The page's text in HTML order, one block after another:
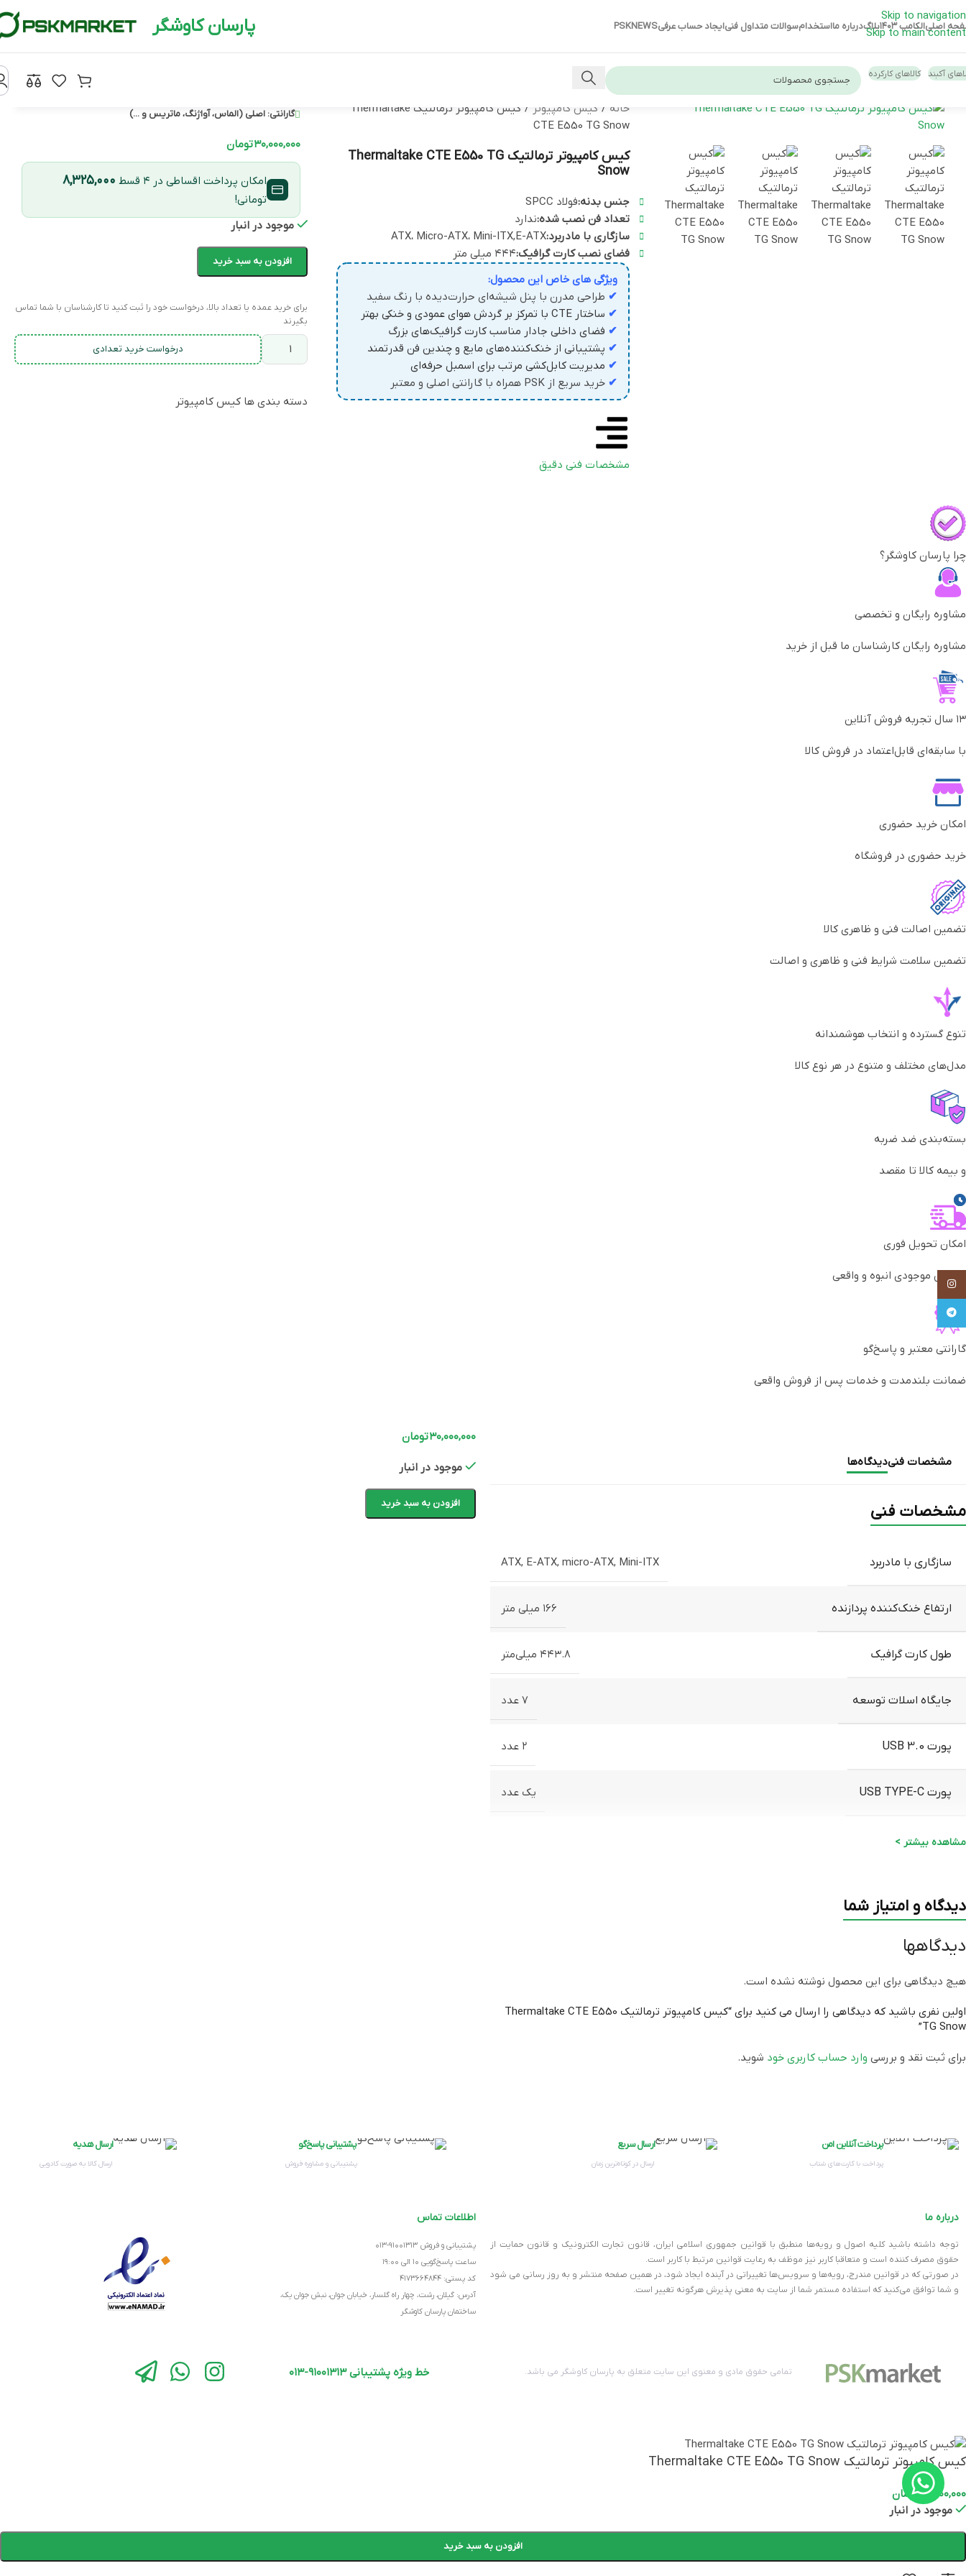
Skip to navigation
Skip to main content
اصلیالکامپ ۱۴۰۳ بلاگدرباره مااستخدامسوالات متداول فنیایجاد حساب عرفیPSKNEWS پارسان کاوشگر
آکبند کالاهای کارکرده
لپ تاپ استوک HP
لپ تاپ استوک دل
لپ تاپ استوک لنوو
خانه / کیس کامپیوتر /
کیس کامپیوتر ترمالتیک Thermaltake
CTE E550 TG Snow
کیس کامپیوتر ترمالتیک Thermaltake CTE E550 TG
Snow
جنس بدنه:فولاد SPCC
تعداد فن نصب شده:ندارد
سازگاری با مادربرد:ATX، Micro-ATX، Mini-ITX,E-ATX
فضای نصب کارت گرافیک:۴۴۴ میلی متر
ویژگی های خاص این محصول:
✔ طراحی مدرن با پنل شیشه‌ای حرارت‌دیده با رنگ سفید
✔ ساختار CTE با تمرکز بر گردش هوای عمودی و خنکی بهتر
✔ فضای داخلی جادار مناسب کارت گرافیک‌های بزرگ
✔ پشتیبانی از خنک‌کننده‌های مایع و چندین فن قدرتمند
✔ مدیریت کابل‌کشی مرتب برای اسمبل حرفه‌ای
✔ خرید سریع از PSK همراه با گارانتی اصلی و معتبر
مشخصات فنی دقیق
گارانتی: اصلی (الماس، آواژنگ، ماتریس و ...)
۳۰,۰۰۰,۰۰۰تومان
امکان پرداخت اقساطی در ۴ قسط ۸,۳۲۵,۰۰۰
تومانی!
موجود در انبار
افزودن به سبد خرید
برای خرید عمده یا تعداد بالا، درخواست خود را ثبت کنید تا کارشناسان با شما تماس
بگیرند
درخواست خرید تعدادی
دسته بندی ها کیس کامپیوتر
چرا پارسان کاوشگر؟
مشاوره رایگان و تخصصی
مشاوره رایگان کارشناسان ما قبل از خرید
۱۳ سال تجربه فروش آنلاین
با سابقه‌ای قابل‌اعتماد در فروش کالا
امکان خرید حضوری
خرید حضوری در فروشگاه
تضمین اصالت فنی و ظاهری کالا
تضمین سلامت شرایط فنی و ظاهری و اصالت
تنوع گسترده و انتخاب هوشمندانه
مدل‌های مختلف و متنوع در هر نوع کالا
بسته‌بندی ضد ضربه
و بیمه کالا تا مقصد
امکان تحویل فوری
به‌دلیل موجودی انبوه و واقعی
گارانتی معتبر و پاسخ‌گو
ضمانت بلندمدت و خدمات پس از فروش واقعی
مشخصات فنیدیدگاه‌ها
مشخصات فنی
سازگاری با مادربرد ATX, E-ATX, micro-ATX, Mini-ITX
ارتفاع خنک‌کننده پردازنده ۱۶۶ میلی متر
طول کارت گرافیک ۴۴۳.۸ میلی‌متر
جایگاه اسلات توسعه ۷ عدد
پورت USB 3.0 ۲ عدد
پورت USB TYPE-C یک عدد
جک ۳.۵ میلی‌متری صدا
جایگاه فن در پنل کناری
جایگاه فن در پنل پایینی
جایگاه خنک کننده آبی در پنل کناری
جایگاه خنک کننده آبی در پنل بالایی
جنس بدنه فولاد
ابعاد
گارانتی
مشاهده بیشتر >
دیدگاه و امتیاز شما
دیدگاهها
هیچ دیدگاهی برای این محصول نوشته نشده است.
اولین نفری باشید که دیدگاهی را ارسال می کنید برای “کیس کامپیوتر ترمالتیک Thermaltake CTE E550
TG Snow”
برای ثبت نقد و بررسی وارد حساب کاربری خود شوید.
۳۰,۰۰۰,۰۰۰تومان
موجود در انبار
افزودن به سبد خرید
پرداخت آنلاین امن
پرداخت با کارت‌های شتاب
ارسال سریع
ارسال در کوتاه‌ترین زمان
پشتیبانی پاسخ‌گو
پشتیبانی و مشاوره فروش
ارسال هدیه
ارسال کالا به صورت کادویی
درباره ما
توجه داشته باشید کلیه اصول و رویه‏‌ها منطبق با قوانین جمهوری اسلامی ایران، قانون تجارت الکترونیک و قانون حمایت از
حقوق مصرف کننده است و متعاقبا کاربر نیز موظف به رعایت قوانین مرتبط با کاربر است.
در صورتی که در قوانین مندرج، رویه‏‌ها و سرویس‏‌ها تغییراتی در آینده ایجاد شود، در همین صفحه منتشر و به روز رسانی می شود
و شما توافق می‏‌کنید که استفاده مستمر شما از سایت به معنی پذیرش هرگونه تغییر است.
اطلاعات تماس
پشتیبانی و فروش ۹۱۰۰۱۳۱۳-۰۱۳
ساعت پاسخ‌گویی ۱۰ الی ۱۹:۰۰
کد پستی: ۴۱۷۳۶۶۴۸۴۴
آدرس: گیلان، رشت، چهار راه گلسار، خیابان جوان، نبش جوان یک،
ساختمان پارسان کاوشگر
تمامی حقوق مادی و معنوی این سایت متعلق به پارسان کاوشگر می باشد. خط ویژه پشتیبانی ۹۱۰۰۱۳۱۳-۰۱۳
Instagram
Telegram
کیس کامپیوتر ترمالتیک Thermaltake CTE E550 TG Snow
۳۰,۰۰۰,۰۰۰تومان
موجود در انبار
افزودن به سبد خرید